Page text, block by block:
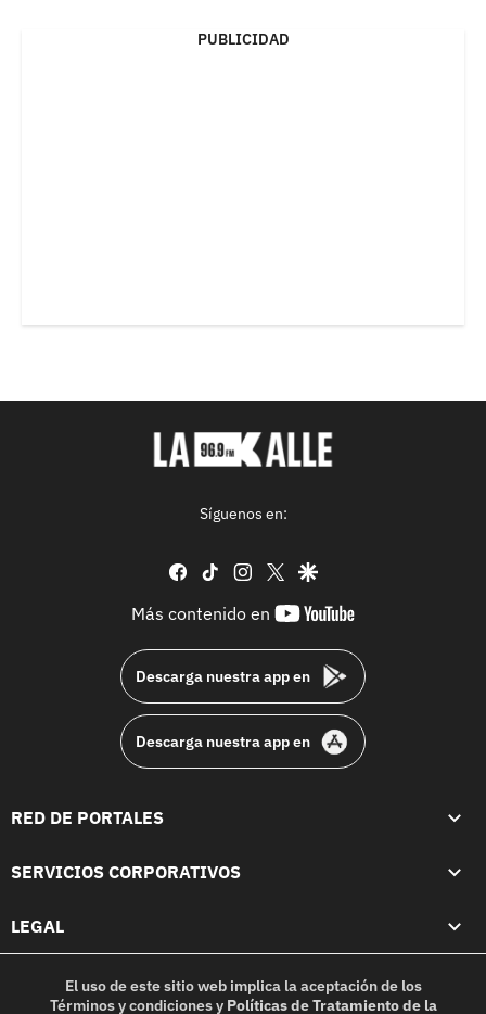
PUBLICIDAD
Síguenos en:
facebook
tiktok instagram
twittergoogle
Más contenido en
youtube-
Descarga nuestra app en
Descarga nuestra app en
RED DE PORTALES
SERVICIOS CORPORATIVOS
LEGAL
El uso de este sitio web implica la aceptación de los
Términos y condicionesy Políticas de Tratamiento de la